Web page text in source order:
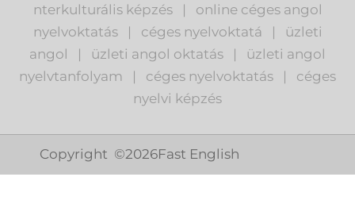
nterkulturális képzés
| online céges angol
nyelvoktatás
| céges nyelvoktatá |
üzleti
angol
| üzleti angol oktatás |
üzleti angol
nyelvtanfolyam
| céges nyelvoktatás |
céges
nyelvi képzés
Copyright ©2026Fast English